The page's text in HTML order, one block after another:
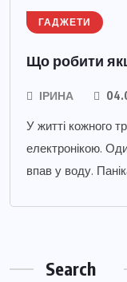
ГАДЖЕТИ
Що робити
ІРИНА
У житті кожного
електронікою.
впав у воду.
Search